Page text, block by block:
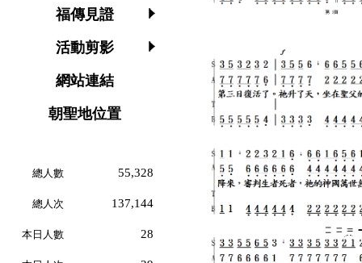
福傳見證
活動剪影
網站連結
朝聖地位置
總人數 55,328
總人次 137,144
本日人數 28